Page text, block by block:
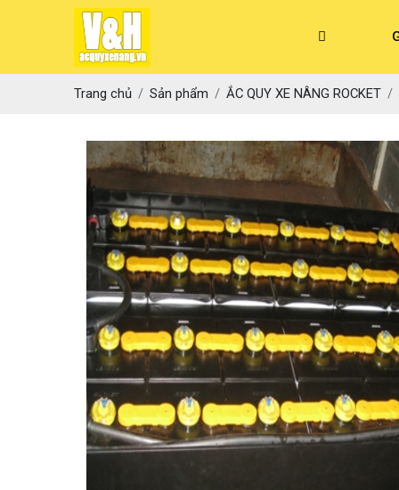
Trang chủ Sản phẩm ẮC QUY XE NÂNG ROCKET